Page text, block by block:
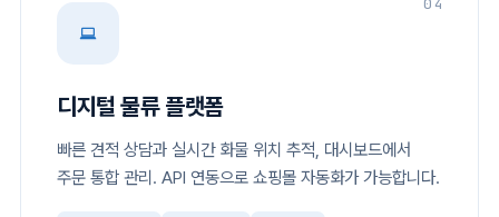
04
디지털 물류 플랫폼
빠른 견적 상담과 실시간 화물 위치 추적, 대시보드에서
주문 통합 관리. API 연동으로 쇼핑몰 자동화가 가능합니다.